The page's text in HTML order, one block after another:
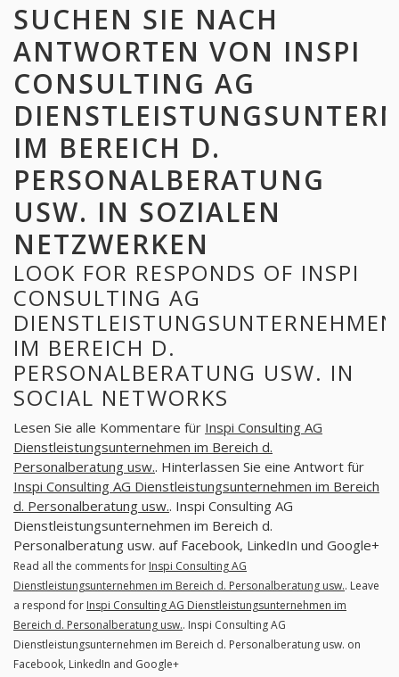
SUCHEN SIE NACH
ANTWORTEN VON INSPI
CONSULTING AG
IM BEREICH D.
PERSONALBERATUNG
USW. IN SOZIALEN
NETZWERKEN
LOOK FOR RESPONDS OF INSPI
CONSULTING AG
DIENSTLEISTUNGSUNTERNEHMEN
IM BEREICH D.
PERSONALBERATUNG USW. IN
SOCIAL NETWORKS
Lesen Sie alle Kommentare für Inspi Consulting AG
Dienstleistungsunternehmen im Bereich d.
Personalberatung usw.. Hinterlassen Sie eine Antwort für
Inspi Consulting AG Dienstleistungsunternehmen im Bereich
d. Personalberatung usw.. Inspi Consulting AG
Dienstleistungsunternehmen im Bereich d.
Personalberatung usw. auf Facebook, LinkedIn und Google+
Read all the comments for Inspi Consulting AG
Dienstleistungsunternehmen im Bereich d. Personalberatung usw.. Leave
a respond for Inspi Consulting AG Dienstleistungsunternehmen im
Bereich d. Personalberatung usw.. Inspi Consulting AG
Dienstleistungsunternehmen im Bereich d. Personalberatung usw. on
Facebook, LinkedIn and Google+